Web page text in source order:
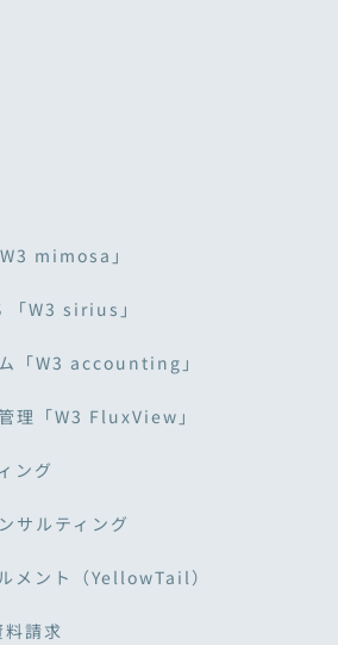
mimosa」
「W3 sirius」
「W3 accounting」
理「W3 FluxView」
ング
サルティング
メント（YellowTail）
請求